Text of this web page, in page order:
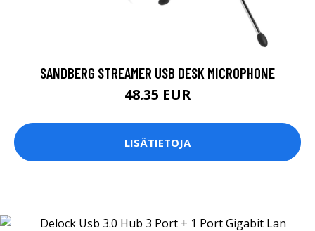
SANDBERG STREAMER USB DESK MICROPHONE
48.35 EUR
LISÄTIETOJA